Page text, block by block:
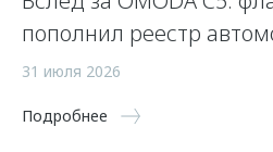
пополнил реестр
31 июля 2026
Подробнее